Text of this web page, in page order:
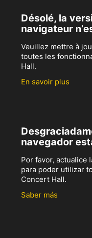
Désolé, la
navigateur
Veuillez mettre à
toutes les
Hall.
En savoir plus
navegador
Por favor, actualice
para poder utilizar
Concert Hall.
Saber más